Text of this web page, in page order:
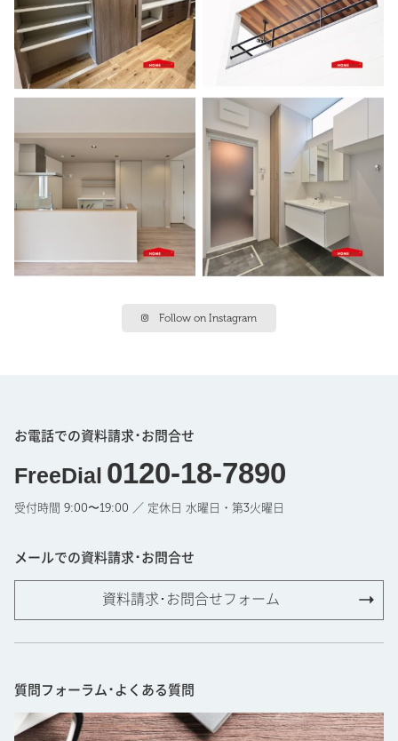
Follow on Instagram
お電話での資料請求･お問合せ
FreeDial 0120-18-7890
受付時間 9:00〜19:00 ／ 定休日 水曜日・第3火曜日
メールでの資料請求･お問合せ
資料請求･お問合せフォーム
質問フォーラム･よくある質問